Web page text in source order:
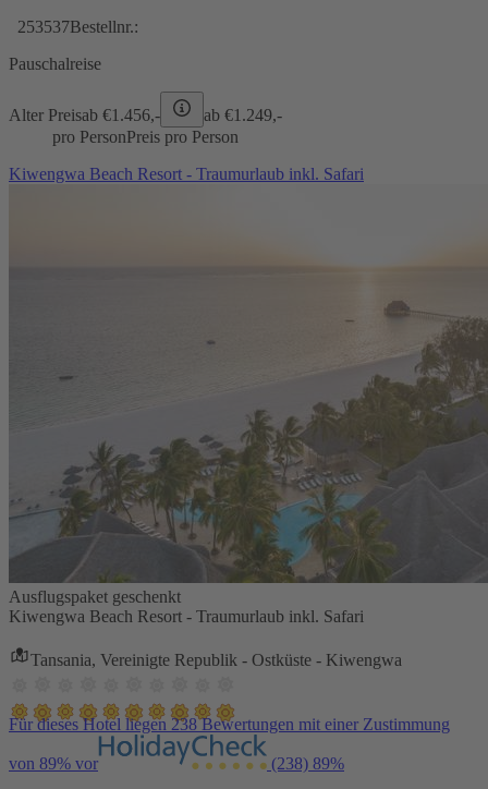
253537Bestellnr.:
Pauschalreise
Alter Preisab €1.456,- ab €1.249,-
pro PersonPreis pro Person
Kiwengwa Beach Resort - Traumurlaub inkl. Safari
Ausflugspaket geschenkt
Kiwengwa Beach Resort - Traumurlaub inkl. Safari
Tansania, Vereinigte Republik - Ostküste - Kiwengwa
Für dieses Hotel liegen 238 Bewertungen mit einer Zustimmung
von 89% vor (238) 89%